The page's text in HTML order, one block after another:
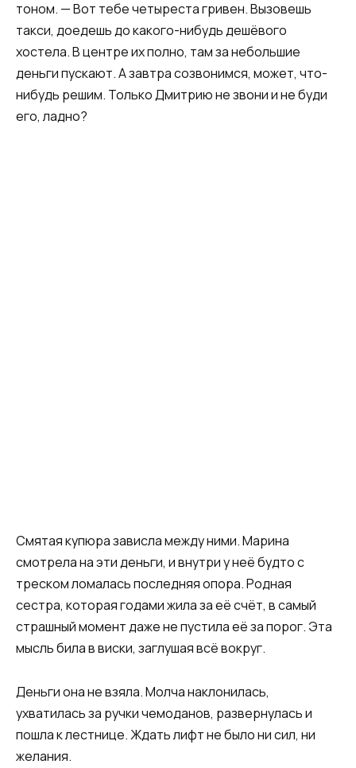
тоном. — Вот тебе четыреста гривен. Вызовешь
такси, доедешь до какого-нибудь дешёвого
хостела. В центре их полно, там за небольшие
деньги пускают. А завтра созвонимся, может, что-
нибудь решим. Только Дмитрию не звони и не буди
его, ладно?
Смятая купюра зависла между ними. Марина
смотрела на эти деньги, и внутри у неё будто с
треском ломалась последняя опора. Родная
сестра, которая годами жила за её счёт, в самый
страшный момент даже не пустила её за порог. Эта
мысль била в виски, заглушая всё вокруг.
Деньги она не взяла. Молча наклонилась,
ухватилась за ручки чемоданов, развернулась и
пошла к лестнице. Ждать лифт не было ни сил, ни
желания.